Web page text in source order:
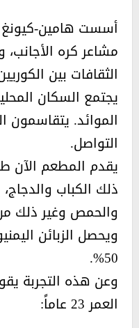
أسست هامين-
مشاعر كره الأجانب،
الثقافات بين
يجتمع السكان
الموائد. يتقاسمون
التواصل.
يقدم المطعم الآن
ذلك الكباب
والحمص وغير ذلك
ويحصل الزبائن
50%.
وعن هذه التجربة
العمر 23 عاماً: